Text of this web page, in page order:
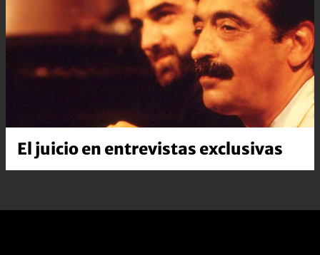
hechos para que aquella frase célebre del
fiscal Julio César Strassera: “Señores jueces,
nunca más”, siga siendo la llama de la unidad
contra cualquier tipo de violencia.
El juicio en entrevistas exclusivas